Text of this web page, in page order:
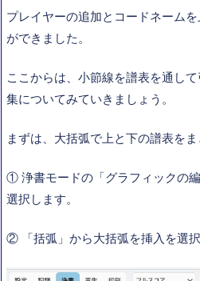
プレイヤーの追加とコードネーム
ができました。
ここからは、小節線を譜表を通し
集についてみていきましょう。
まずは、大括弧で上と下の譜表をま
① 浄書モードの「グラフィックの
選択します。
② 「括弧」から大括弧を挿入を選択